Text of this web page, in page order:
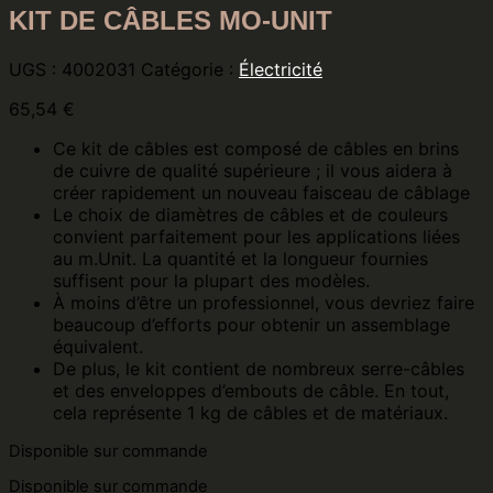
KIT DE CÂBLES MO-UNIT
UGS : 4002031 Catégorie : Électricité
65,54 €
Ce kit de câbles est composé de câbles en brins
de cuivre de qualité supérieure ; il vous aidera à
créer rapidement un nouveau faisceau de câblage
Le choix de diamètres de câbles et de couleurs
convient parfaitement pour les applications liées
au m.Unit. La quantité et la longueur fournies
suffisent pour la plupart des modèles.
À moins d’être un professionnel, vous devriez faire
beaucoup d’efforts pour obtenir un assemblage
équivalent.
De plus, le kit contient de nombreux serre-câbles
et des enveloppes d’embouts de câble. En tout,
cela représente 1 kg de câbles et de matériaux.
Disponible sur commande
Disponible sur commande